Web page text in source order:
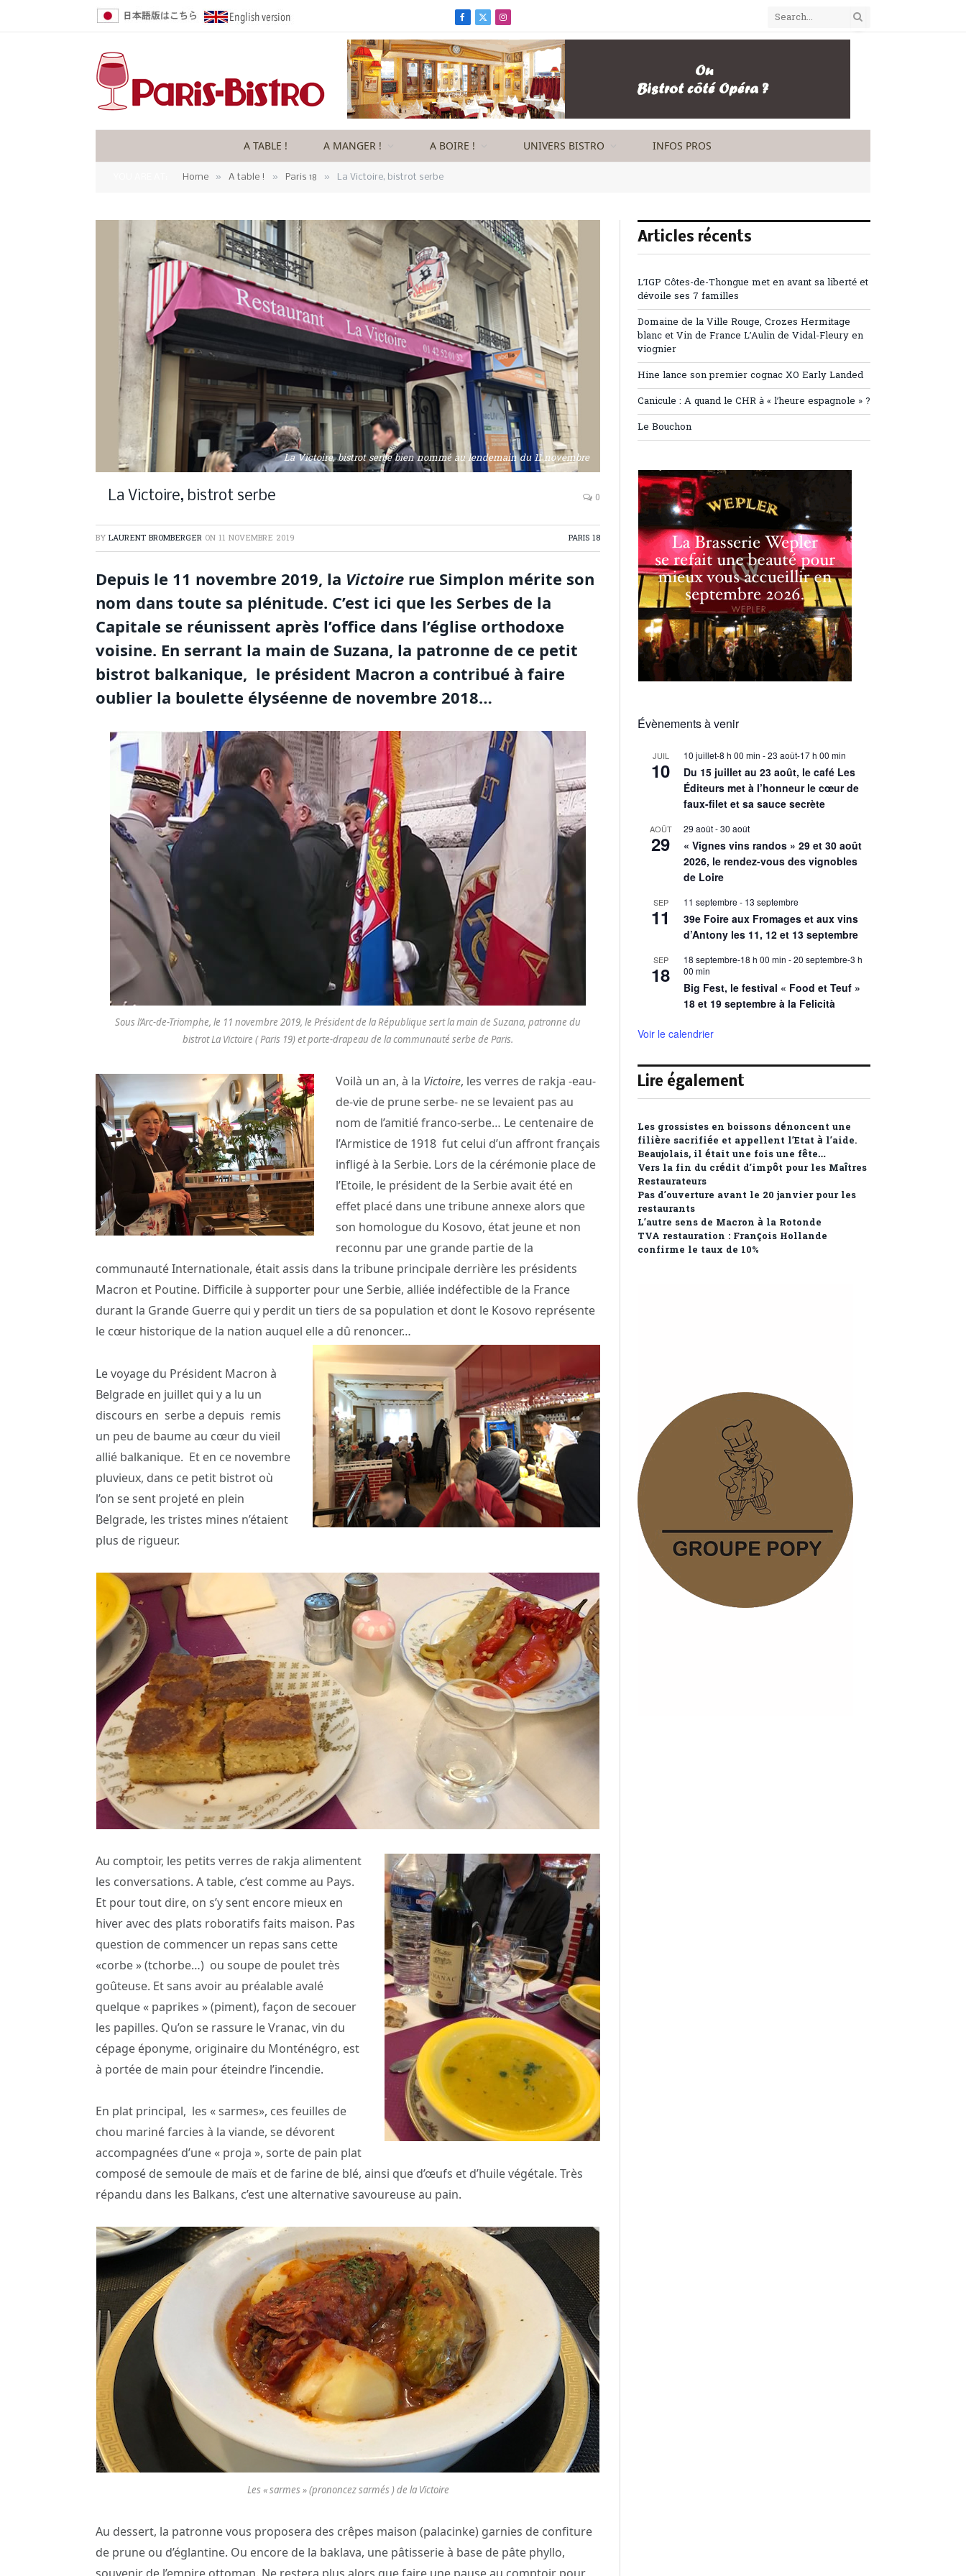
Facebook
X
(Twitter)
Instagram
A TABLE ! A MANGER ! A BOIRE ! UNIVERS BISTRO INFOS PROS
Home » A table ! » Paris 18 » La Victoire, bistrot serbe
La Victoire, bistrot serbe bien nommé au lendemain du 11 novembre
La Victoire, bistrot serbe 0
BY LAURENT BROMBERGER ON 11 NOVEMBRE 2019 PARIS 18
Depuis le 11 novembre 2019, la Victoire rue Simplon mérite son
nom dans toute sa plénitude. C’est ici que les Serbes de la
Capitale se réunissent après l’office dans l’église orthodoxe
voisine. En serrant la main de Suzana, la patronne de ce petit
bistrot balkanique, le président Macron a contribué à faire
oublier la boulette élyséenne de novembre 2018…
Sous l’Arc-de-Triomphe, le 11 novembre 2019, le Président de la République sert la main de Suzana, patronne du
bistrot La Victoire ( Paris 19) et porte-drapeau de la communauté serbe de Paris.
Voilà un an, à la Victoire, les verres de rakja -eau-
de-vie de prune serbe- ne se levaient pas au
nom de l’amitié franco-serbe… Le centenaire de
l’Armistice de 1918 fut celui d’un affront français
infligé à la Serbie. Lors de la cérémonie place de
l’Etoile, le président de la Serbie avait été en
effet placé dans une tribune annexe alors que
son homologue du Kosovo, état jeune et non
reconnu par une grande partie de la
communauté Internationale, était assis dans la tribune principale derrière les présidents
Macron et Poutine. Difficile à supporter pour une Serbie, alliée indéfectible de la France
durant la Grande Guerre qui y perdit un tiers de sa population et dont le Kosovo représente
le cœur historique de la nation auquel elle a dû renoncer…
Le voyage du Président Macron à
Belgrade en juillet qui y a lu un
discours en serbe a depuis remis
un peu de baume au cœur du vieil
allié balkanique. Et en ce novembre
pluvieux, dans ce petit bistrot où
l’on se sent projeté en plein
Belgrade, les tristes mines n’étaient
plus de rigueur.
Au comptoir, les petits verres de rakja alimentent
les conversations. A table, c’est comme au Pays.
Et pour tout dire, on s’y sent encore mieux en
hiver avec des plats roboratifs faits maison. Pas
question de commencer un repas sans cette
«corbe » (tchorbe…) ou soupe de poulet très
goûteuse. Et sans avoir au préalable avalé
quelque « paprikes » (piment), façon de secouer
les papilles. Qu’on se rassure le Vranac, vin du
cépage éponyme, originaire du Monténégro, est
à portée de main pour éteindre l’incendie.
En plat principal, les « sarmes», ces feuilles de
chou mariné farcies à la viande, se dévorent
accompagnées d’une « proja », sorte de pain plat
composé de semoule de maïs et de farine de blé, ainsi que d’œufs et d’huile végétale. Très
répandu dans les Balkans, c’est une alternative savoureuse au pain.
Les « sarmes » (prononcez sarmés ) de la Victoire
Au dessert, la patronne vous proposera des crêpes maison (palacinke) garnies de confiture
de prune ou d’églantine. Ou encore de la baklava, une pâtisserie à base de pâte phyllo,
Articles récents
L’IGP Côtes-de-Thongue met en avant sa liberté et
dévoile ses 7 familles
Domaine de la Ville Rouge, Crozes Hermitage
blanc et Vin de France L’Aulin de Vidal-Fleury en
viognier
Hine lance son premier cognac XO Early Landed
Canicule : A quand le CHR à « l’heure espagnole » ?
Le Bouchon
Évènements à venir
JUIL
10
10 juillet-8 h 00 min -23 août-17 h 00 min
Du 15 juillet au 23 août, le café Les
Éditeurs met à l’honneur le cœur de
faux-filet et sa sauce secrète
AOÛT
29
29 août-30 août
« Vignes vins randos » 29 et 30 août
2026, le rendez-vous des vignobles
de Loire
SEP
11
11 septembre - 13 septembre
39e Foire aux Fromages et aux vins
d’Antony les 11, 12 et 13 septembre
SEP
18
18 septembre-18 h 00 min -20 septembre-3 h
00 min
Big Fest, le festival « Food et Teuf »
18 et 19 septembre à la Felicità
Voir le calendrier
Lire également
Les grossistes en boissons dénoncent une
filière sacrifiée et appellent l’Etat à l’aide.
Beaujolais, il était une fois une fête…
Vers la fin du crédit d’impôt pour les Maîtres
Restaurateurs
Pas d’ouverture avant le 20 janvier pour les
restaurants
L’autre sens de Macron à la Rotonde
TVA restauration : François Hollande
confirme le taux de 10%